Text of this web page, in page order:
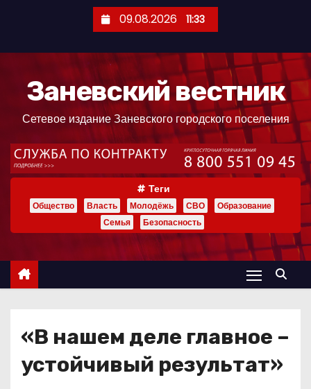
ж
09.08.2026 11:33
Заневский вестник
Сетевое издание Заневского городского поселения
Теги
Общество Власть Молодёжь СВО
Образование
Семья
Безопасность
«В нашем деле главное –
устойчивый результат»